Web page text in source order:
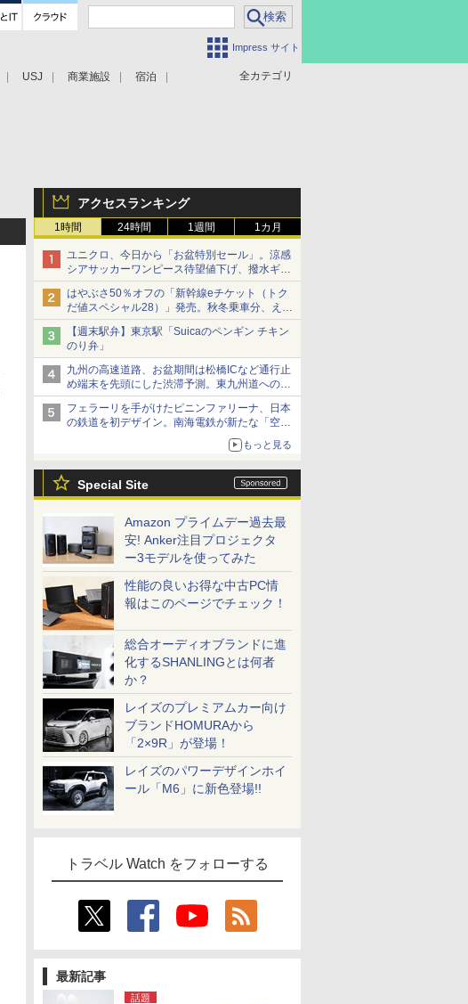
Impress サイト
全カテゴリ
USJ 商業施設 宿泊
アクセスランキング
1時間 24時間 1週間 1カ月
ユニクロ、今日から「お盆特別セール」。涼感
シアサッカーワンピース待望値下げ、撥水ギア
ショーツは1990円に
はやぶさ50％オフの「新幹線eチケット（トク
だ値スペシャル28）」発売。秋冬乗車分、えき
ねっと限定
【週末駅弁】東京駅「Suicaのペンギン チキン
のり弁」
九州の高速道路、お盆期間は松橋ICなど通行止
め端末を先頭にした渋滞予測。東九州道への迂
回は料金調整を実施
フェラーリを手がけたピニンファリーナ、日本
の鉄道を初デザイン。南海電鉄が新たな「空港
もっと見る
Special Site
Amazon プライムデー過去最
安! Anker注目プロジェクタ
ー3モデルを使ってみた
性能の良いお得な中古PC情
報はこのページでチェック！
総合オーディオブランドに進
化するSHANLINGとは何者
か？
レイズのプレミアムカー向け
ブランドHOMURAから
「2×9R」が登場！
レイズのパワーデザインホイ
ール「M6」に新色登場!!
トラベル Watch をフォローする
最新記事
話題